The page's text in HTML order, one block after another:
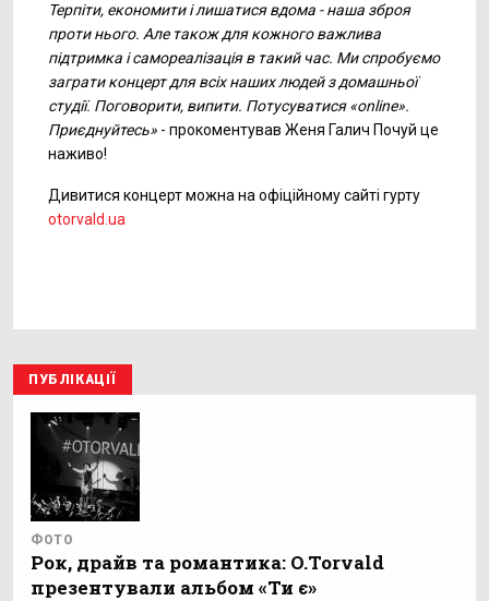
Терпіти, економити і лишатися вдома - наша зброя
проти нього. Але також для кожного важлива
підтримка і самореалізація в такий час. Ми спробуємо
заграти концерт для всіх наших людей з домашньої
студії. Поговорити, випити. Потусуватися «online».
Приєднуйтесь» - прокоментував Женя Галич Почуй це
наживо!
Дивитися концерт можна на офіційному сайті гурту
otorvald.ua
ПУБЛІКАЦІЇ
ФОТО
Рок, драйв та романтика: O.Torvald
презентували альбом «Ти є»